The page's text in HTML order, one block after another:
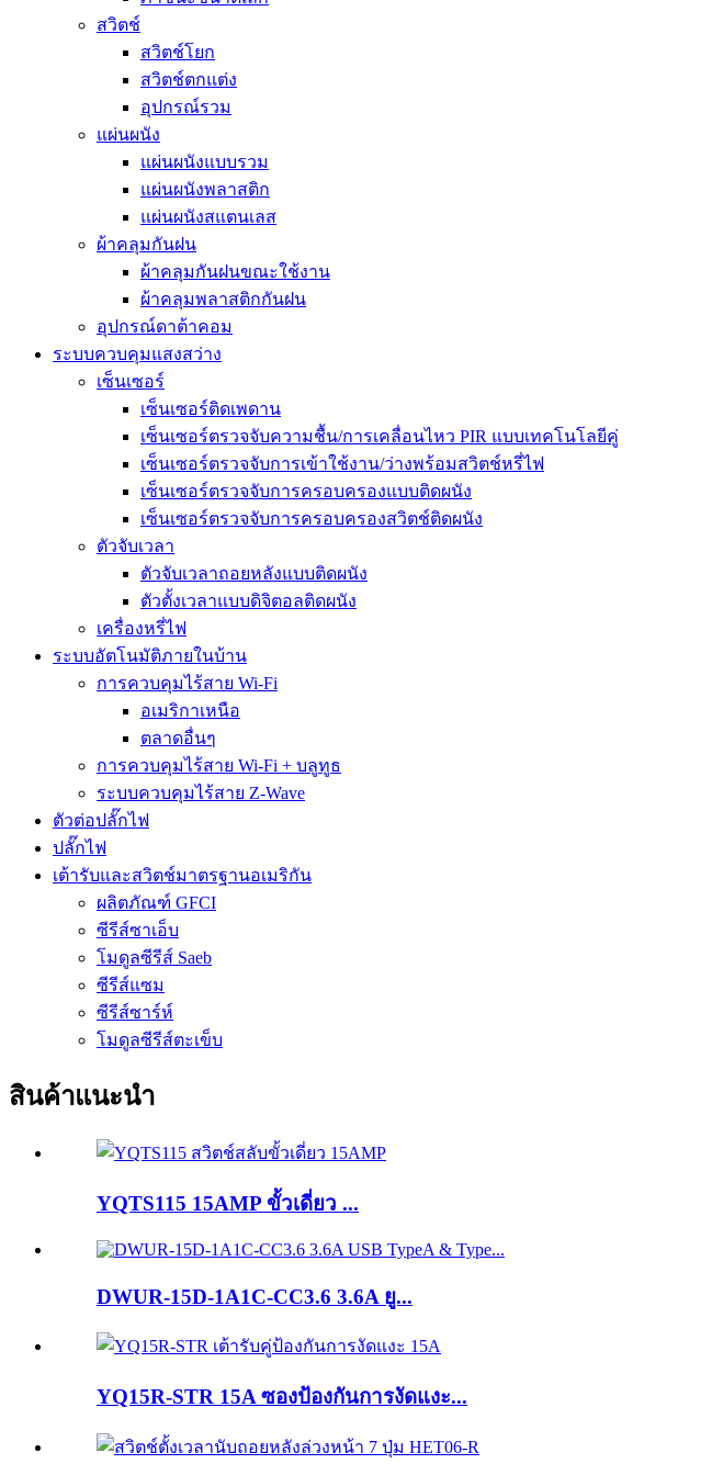
สวิตช์
สวิตช์โยก
สวิตช์ตกแต่ง
อุปกรณ์รวม
แผ่นผนัง
แผ่นผนังแบบรวม
แผ่นผนังพลาสติก
แผ่นผนังสแตนเลส
ผ้าคลุมกันฝน
ผ้าคลุมกันฝนขณะใช้งาน
ผ้าคลุมพลาสติกกันฝน
อุปกรณ์ดาต้าคอม
ระบบควบคุมแสงสว่าง
เซ็นเซอร์
เซ็นเซอร์ติดเพดาน
เซ็นเซอร์ตรวจจับความชื้น/การเคลื่อนไหว PIR แบบเทคโนโลยีคู่
เซ็นเซอร์ตรวจจับการเข้าใช้งาน/ว่างพร้อมสวิตช์หรี่ไฟ
เซ็นเซอร์ตรวจจับการครอบครองแบบติดผนัง
เซ็นเซอร์ตรวจจับการครอบครองสวิตช์ติดผนัง
ตัวจับเวลา
ตัวจับเวลาถอยหลังแบบติดผนัง
ตัวตั้งเวลาแบบดิจิตอลติดผนัง
เครื่องหรี่ไฟ
ระบบอัตโนมัติภายในบ้าน
การควบคุมไร้สาย Wi-Fi
อเมริกาเหนือ
ตลาดอื่นๆ
การควบคุมไร้สาย Wi-Fi + บลูทูธ
ระบบควบคุมไร้สาย Z-Wave
ตัวต่อปลั๊กไฟ
ปลั๊กไฟ
เต้ารับและสวิตช์มาตรฐานอเมริกัน
ผลิตภัณฑ์ GFCI
ซีรีส์ซาเอ็บ
โมดูลซีรีส์ Saeb
ซีรีส์แซม
ซีรีส์ซาร์ห์
โมดูลซีรีส์ตะเข็บ
สินค้าแนะนำ
YQTS115 15AMP ขั้วเดี่ยว ...
DWUR-15D-1A1C-CC3.6 3.6A ยู...
YQ15R-STR 15A ซองป้องกันการงัดแงะ...